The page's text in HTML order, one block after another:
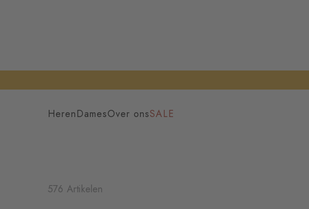
HerenDamesOver onsSALE
576 Artikelen